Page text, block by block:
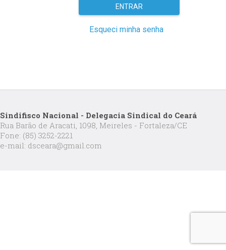
Esqueci minha senha
Sindifisco Nacional - Delegacia Sindical do Ceará
Rua Barão de Aracati, 1098, Meireles - Fortaleza/CE
Fone: (85) 3252-2221
e-mail: dsceara@gmail.com